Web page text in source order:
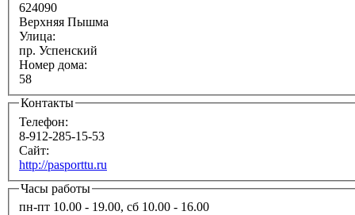
624090
Верхняя Пышма
Улица:
пр. Успенский
Номер дома:
58
Контакты
Телефон:
8-912-285-15-53
Сайт:
http://pasporttu.ru
Часы работы
пн-пт 10.00 - 19.00, сб 10.00 - 16.00